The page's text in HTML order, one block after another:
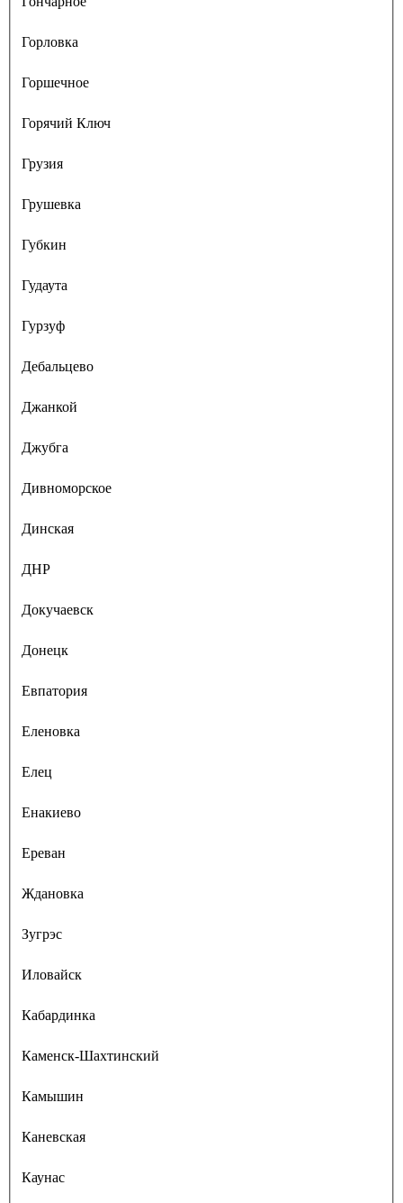
Горловка
Горшечное
Горячий Ключ
Грузия
Грушевка
Губкин
Гудаута
Гурзуф
Дебальцево
Джанкой
Джубга
Дивноморское
Динская
ДНР
Докучаевск
Донецк
Евпатория
Еленовка
Елец
Енакиево
Ереван
Ждановка
Зугрэс
Иловайск
Кабардинка
Каменск-Шахтинский
Камышин
Каневская
Каунас